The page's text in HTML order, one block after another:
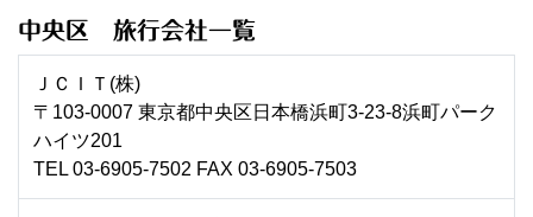
中央区 旅行会社一覧
ＪＣＩＴ(株)
〒103-0007 東京都中央区日本橋浜町3-23-8浜町パーク
ハイツ201
TEL 03-6905-7502 FAX 03-6905-7503